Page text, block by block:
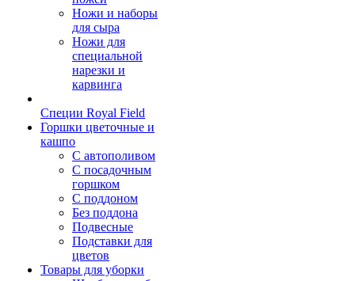
Ножи и наборы
для сыра
Ножи для
специальной
нарезки и
карвинга
Специи Royal Field
Горшки цветочные и
кашпо
С автополивом
С посадочным
горшком
С поддоном
Без поддона
Подвесные
Подставки для
цветов
Товары для уборки